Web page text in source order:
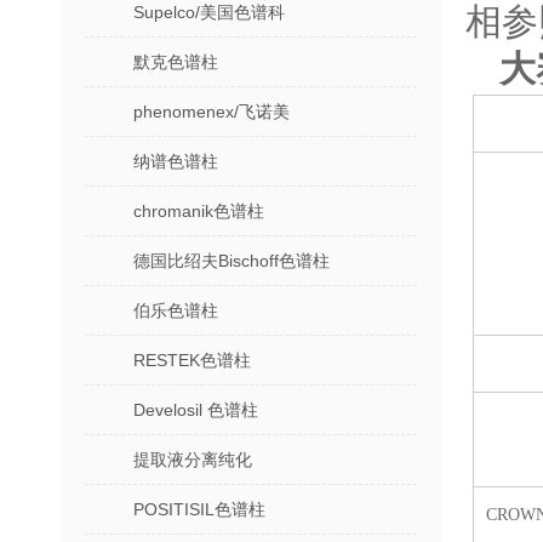
Supelco/美国色谱科
默克色谱柱
phenomenex/飞诺美
纳谱色谱柱
chromanik色谱柱
德国比绍夫Bischoff色谱柱
伯乐色谱柱
RESTEK色谱柱
Develosil 色谱柱
提取液分离纯化
POSITISIL色谱柱
相